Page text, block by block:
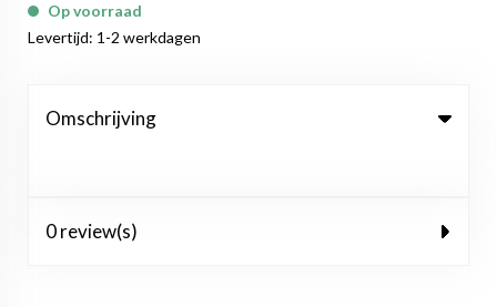
Op voorraad
Levertijd: 1-2 werkdagen
Omschrijving
0 review(s)